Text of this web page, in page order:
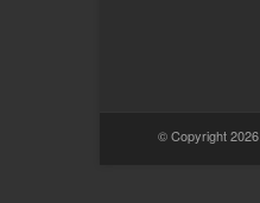
© Copyright 2026